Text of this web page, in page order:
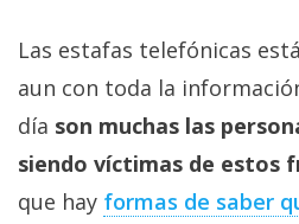
Las estafas telefónicas
aun con toda la
día son muchas las
siendo víctimas de estos
que hay formas de saber